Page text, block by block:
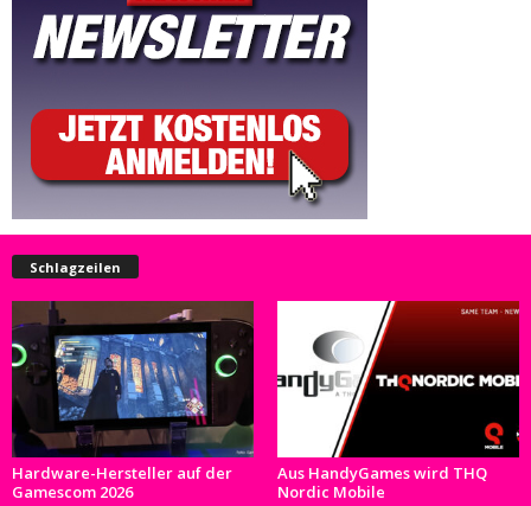
Schlagzeilen
Hardware-Hersteller auf der
Gamescom 2026
Aus HandyGames wird THQ
Nordic Mobile